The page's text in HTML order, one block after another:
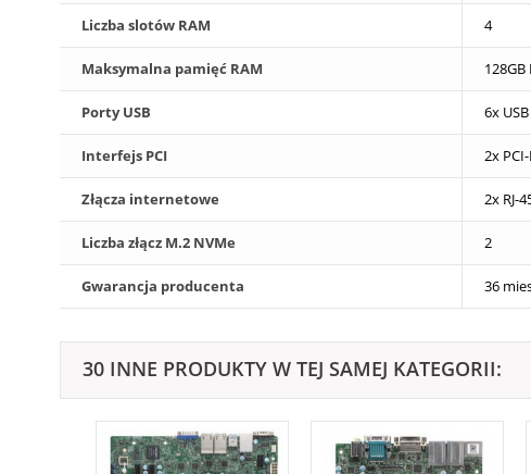
Liczba slotów RAM 4
Maksymalna pamięć RAM
Porty USB 6x
Interfejs PCI 2x
Złącza internetowe 2x RJ-
Liczba złącz M.2 NVMe 2
Gwarancja producenta 36
30 INNE PRODUKTY W TEJ SAMEJ KATEGORII: